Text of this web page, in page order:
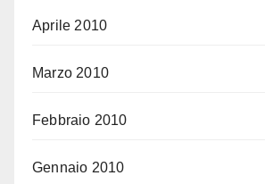
Aprile 2010
Marzo 2010
Febbraio 2010
Gennaio 2010